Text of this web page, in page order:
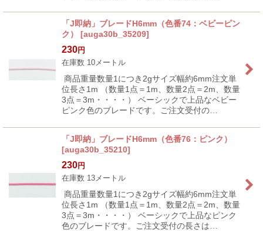
「J即納」ブレードH6mm（色番74：ベビーピン
ク）
[auga30b_35209]
230円
在庫数 10メートル
商品重量数量1につき2gサイズ幅約6mm注文単
位長さ1m （数量1点＝1m、数量2点＝2m、数量
3点＝3m・・・・） ベーシックで上品なベビー
ピンク色のブレードです。ご注文受付の…
「J即納」ブレードH6mm（色番76：ピンク）
[auga30b_35210]
230円
在庫数 13メートル
商品重量数量1につき2gサイズ幅約6mm注文単
位長さ1m （数量1点＝1m、数量2点＝2m、数量
3点＝3m・・・・） ベーシックで上品なピンク
色のブレードです。ご注文受付の長さは…